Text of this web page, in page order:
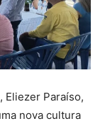
Eliezer Paraíso,
nova cultura